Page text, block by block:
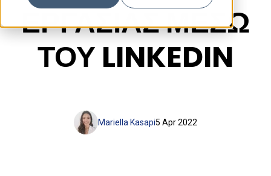
ΕΡΓΑΣΙΑΣ ΜΕΣΩ
ΤΟΥ LINKEDIN
5 Apr 2022
Mariella Kasapi